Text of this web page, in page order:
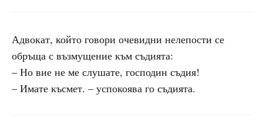
Адвокат, който говори очевидни нелепости се
обръща с възмущение към съдията:
– Но вие не ме слушате, господин съдия!
– Имате късмет. – успокоява го съдията.